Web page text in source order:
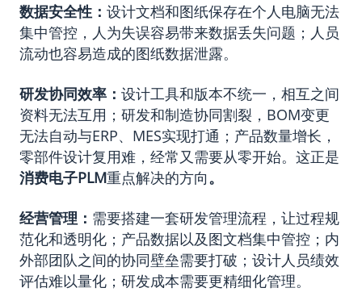
数据安全性： 设计文档和图纸保存在个人电脑无法
集中管控，人为失误容易带来数据丢失问题；人员
流动也容易造成的图纸数据泄露。
研发协同效率： 设计工具和版本不统一，相互之间
资料无法互用；研发和制造协同割裂，BOM变更
无法自动与ERP、MES实现打通；产品数量增长，
零部件设计复用难，经常又需要从零开始。这正是
消费电子PLM重点解决的方向。
经营管理： 需要搭建一套研发管理流程，让过程规
范化和透明化；产品数据以及图文档集中管控；内
外部团队之间的协同壁垒需要打破；设计人员绩效
评估难以量化；研发成本需要更精细化管理。